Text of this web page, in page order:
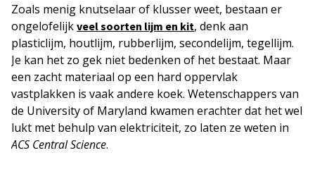
Zoals menig knutselaar of klusser weet, bestaan er
ongelofelijk veel soorten lijm en kit, denk aan
plasticlijm, houtlijm, rubberlijm, secondelijm, tegellijm.
Je kan het zo gek niet bedenken of het bestaat. Maar
een zacht materiaal op een hard oppervlak
vastplakken is vaak andere koek. Wetenschappers van
de University of Maryland kwamen erachter dat het wel
lukt met behulp van elektriciteit, zo laten ze weten in
ACS Central Science.